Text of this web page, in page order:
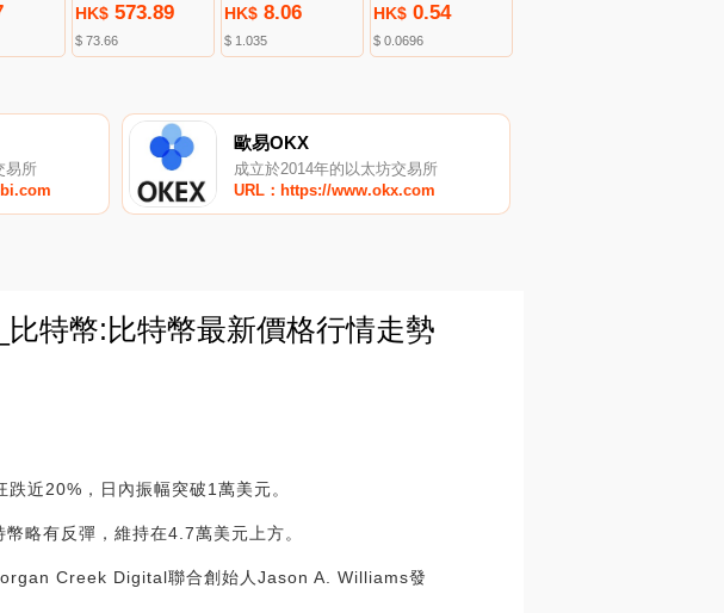
HK$ 573.89
$ 73.66
HK$ 8.06
$ 1.035
HK$ 0.54
$ 0.0696
易所
歐易OKX
成立於2014年的以太坊交易所
URL：https://www.okx.com
特幣:比特幣最新價格行情走勢
近20%，日內振幅突破1萬美元。
略有反彈，維持在4.7萬美元上方。
Creek Digital聯合創始人Jason A. Williams發